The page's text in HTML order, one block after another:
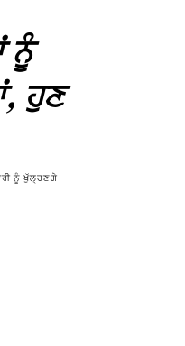
ਨੂੰ
ਹੁਣ
ਨੂੰ ਖੁੱਲ੍ਹਣਗੇ